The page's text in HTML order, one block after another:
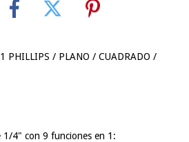
PHILLIPS / PLANO / CUADRADO /
1/4" con 9 funciones en 1: